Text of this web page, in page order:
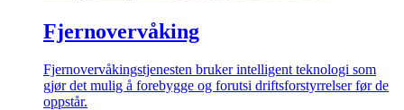
Fjernovervåking
Fjernovervåkingstjenesten bruker intelligent teknologi som
gjør det mulig å forebygge og forutsi driftsforstyrrelser før de
oppstår.